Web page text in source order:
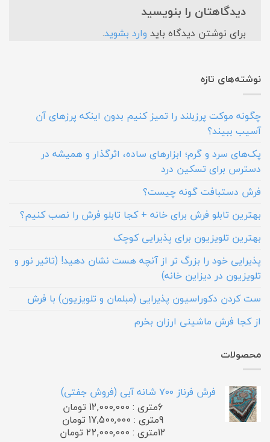
دیدگاهتان را بنویسید
برای نوشتن دیدگاه باید وارد بشوید.
نوشته‌های تازه
چگونه موکت پرزبلند را تمیز کنیم بدون اینکه پرزهای آن
آسیب ببیند؟
پک‌های سرد و گرم؛ ابزارهای ساده، اثرگذار و همیشه در
دسترس برای تسکین درد
فرش دستبافت گونه چیست؟
بهترین تابلو فرش برای خانه + کجا تابلو فرش را نصب کنیم؟
بهترین تلویزیون برای پذیرایی کوچک
پذیرایی خود را بزرگ تر از آنچه هست نشان دهید! (تاثیر نور و
تلویزیون در دیزاین خانه)
ست کردن دکوراسیون پذیرایی (مبلمان و تلویزیون) با فرش
از کجا فرش ماشینی ارزان بخرم
محصولات
فرش فرناز ۷۰۰ شانه آبی (فروش جفتی)
6متری : 12,000,000 تومان
9متری : 17,500,000 تومان
12متری : 22,000,000 تومان